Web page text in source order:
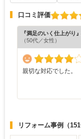
口コミ評価
『満足のいく仕上がり
（50代／女性）
親切な対応でした。
リフォーム事例 （